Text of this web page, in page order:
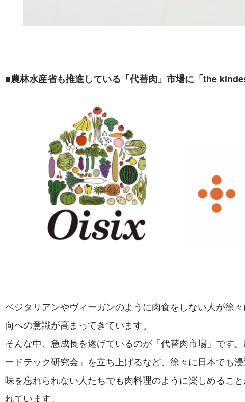
■農林水産省も推進している「代替肉」市場に「the
ベジタリアンやヴィーガンのように肉食をしない人が徐
向への意識が高まってきています。
そんな中、急成長を遂げているのが「代替肉市場」です
ードテック研究会」を立ち上げるなど、徐々に日本でも
味を忘れられない人たちでも肉料理のように楽しめるこ
れています。